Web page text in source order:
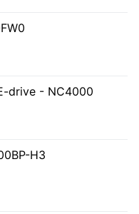
drive - NC4000
H3